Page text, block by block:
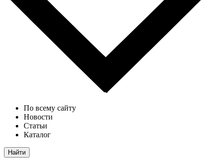
По всему сайту
Новости
Статьи
Каталог
Найти